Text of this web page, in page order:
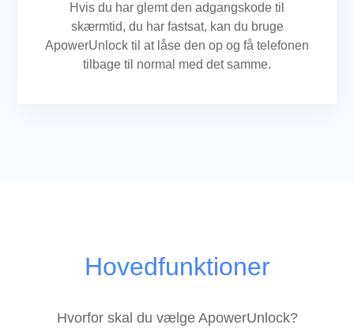
Hvis du har glemt den adgangskode til
skærmtid, du har fastsat, kan du bruge
ApowerUnlock til at låse den op og få telefonen
tilbage til normal med det samme.
Hovedfunktioner
Hvorfor skal du vælge ApowerUnlock?